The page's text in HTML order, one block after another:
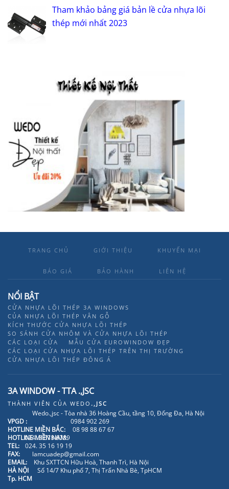
Tham khảo bảng giá bản lề cửa nhựa lõi
thép mới nhất 2023
TRANG CHỦ GIỚI THIỆU KHUYẾN MẠI
BÁO GIÁ BẢO HÀNH LIÊN HỆ
NỔI BẬT
CỬA NHỰA LÕI THÉP 3A WINDOWS
CỦA NHỰA LÕI THÉP VÂN GỖ
KÍCH THƯỚC CỬA NHỰA LÕI THÉP
SO SÁNH CỬA NHÔM VÀ CỬA NHỰA LÕI THÉP
CÁC LOẠI CỬA
MẪU CỬA EUROWINDOW ĐẸP
CÁC LOẠI CỬA NHỰA LÕI THÉP TRÊN THỊ TRƯỜNG
CỬA NHỰA LÕI THÉP ĐÔNG Á
3A WINDOW - TTA .,JSC
THÀNH VIÊN CỦA WEDO .,JSC
VPGD :
Wedo.,jsc - Tòa nhà 36 Hoàng Cầu, tầng 10, Đống Đa, Hà Nội
HOTLINE MIỀN BẮC:
0984 902 269
HOTLINE MIỀN NAM:
08 98 88 67 67
TEL:
024. 3 678 6789
FAX:
024. 35 16 19 19
EMAIL:
lamcuadep@gmail.com
HÀ NỘI
Khu SXTTCN Hữu Hoà, Thanh Trì, Hà Nội
Tp. HCM
Số 14/7 Khu phố 7, Thị Trấn Nhà Bè, TpHCM